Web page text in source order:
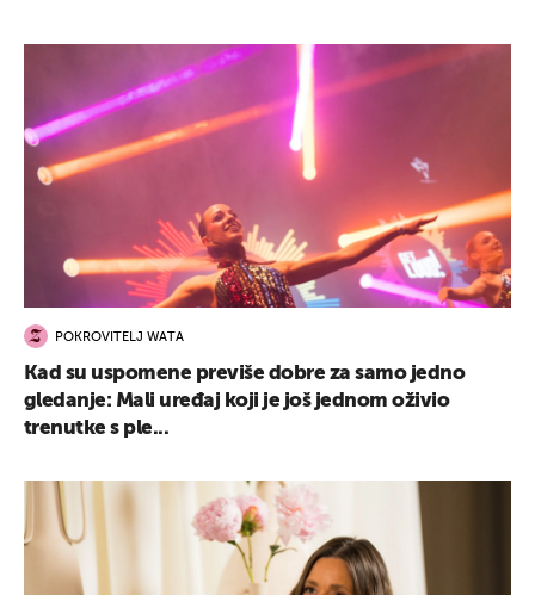
POKROVITELJ WATA
Kad su uspomene previše dobre za samo jedno
gledanje: Mali uređaj koji je još jednom oživio
trenutke s ple...